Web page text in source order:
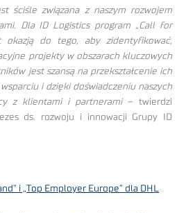
ściśle związana z naszym rozwojem
Dla ID Logistics program „Call for
okazją do tego, aby zidentyfikować,
projekty w obszarach kluczowych
jest szansą na przekształcenie ich
i dzięki doświadczeniu naszych
z klientami i partnerami– twierdzi
ds. rozwoju i innowacji Grupy ID
i „Top Employer Europe” dla DHL